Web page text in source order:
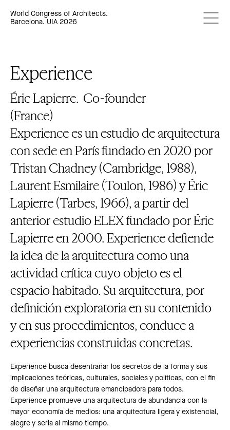
World Congress of Architects.
Barcelona. UIA 2026
Experience
Éric Lapierre. Co-founder
(France)
Experience es un estudio de arquitectura
con sede en París fundado en 2020 por
Tristan Chadney (Cambridge, 1988),
Laurent Esmilaire (Toulon, 1986) y Éric
Lapierre (Tarbes, 1966), a partir del
anterior estudio ELEX fundado por Éric
Lapierre en 2000. Experience defiende
la idea de la arquitectura como una
actividad crítica cuyo objeto es el
espacio habitado. Su arquitectura, por
definición exploratoria en su contenido
y en sus procedimientos, conduce a
experiencias construidas concretas.
Experience busca desentrañar los secretos de la forma y sus
implicaciones teóricas, culturales, sociales y políticas, con el fin
de diseñar una arquitectura emancipadora para todos.
Experience promueve una arquitectura de abundancia con la
mayor economía de medios: una arquitectura ligera y existencial,
alegre y seria al mismo tiempo.